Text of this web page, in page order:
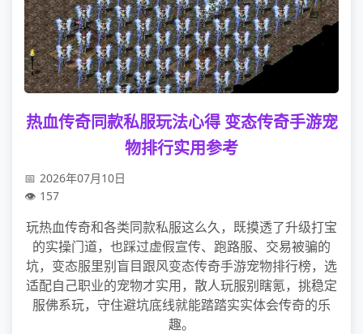
热血传奇同款私服玩法心得 变态传奇手游宠
物排行实用参考
2026年07月10日
157
玩热血传奇和各类同款私服这么久，既摸透了升级打宝
的实操门道，也踩过虚假宣传、跑路服、交易被骗的
坑，变态服里别盲目跟风变态传奇手游宠物排行榜，选
适配自己职业的宠物才实用，散人玩服别瞎氪，挑稳定
服佛系玩，守住避坑底线就能踏踏实实体会传奇的乐
趣。